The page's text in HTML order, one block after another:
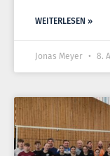
WEITERLESEN »
Jonas Meyer 8.